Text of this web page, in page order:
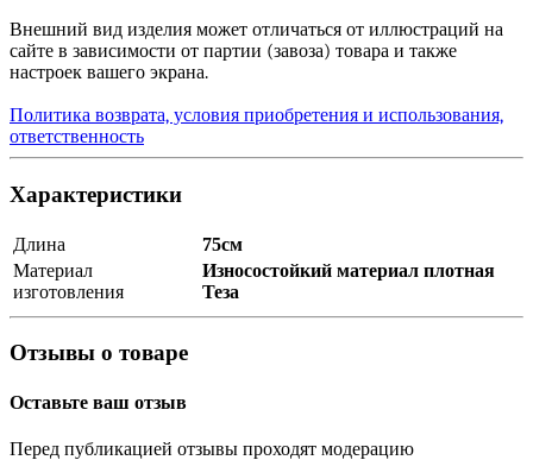
Внешний вид изделия может отличаться от иллюстраций на
сайте в зависимости от партии (завоза) товара и также
настроек вашего экрана.
Политика возврата, условия приобретения и использования,
ответственность
Характеристики
Длина
75см
Материал
изготовления
Износостойкий материал плотная
Теза
Отзывы о товаре
Оставьте ваш отзыв
Перед публикацией отзывы проходят модерацию